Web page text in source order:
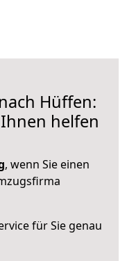
Hüffen:
helfen
, wenn Sie einen
für Sie genau